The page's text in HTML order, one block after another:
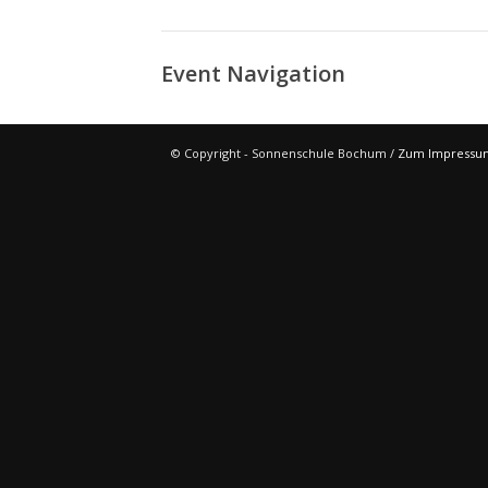
Event Navigation
© Copyright - Sonnenschule Bochum / Zum